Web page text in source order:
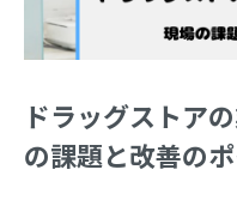
お
ドラッグストア
の課題と改善の